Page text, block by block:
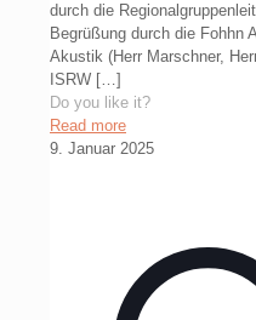
durch die
Begrüßung durch die Fohhn
Akustik (Herr Marschner,
ISRW […]
Do you like it?
Read more
9. Januar 2025